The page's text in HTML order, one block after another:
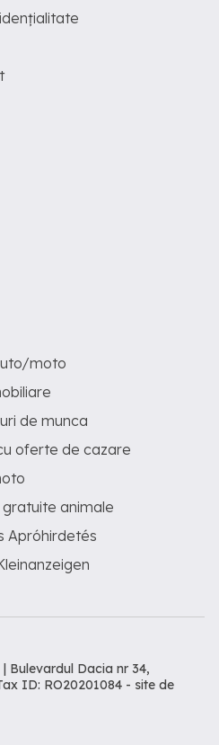
moto
de munca
oferte de cazare
gratuite animale
Apróhirdetés
Bulevardul Dacia nr 34,
ID: RO20201084 - site de